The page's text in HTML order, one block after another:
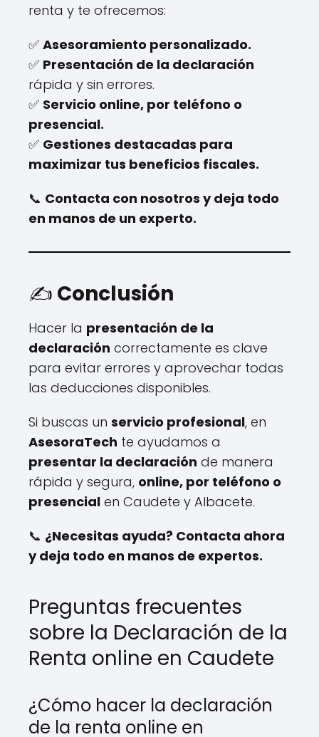
renta y te ofrecemos:
✅ Asesoramiento personalizado.
✅ Presentación de la declaración
rápida y sin errores.
✅ Servicio online, por teléfono o
presencial.
✅ Gestiones destacadas para
maximizar tus beneficios fiscales.
📞 Contacta con nosotros y deja todo
en manos de un experto.
✍️ Conclusión
Hacer la presentación de la
declaración correctamente es clave
para evitar errores y aprovechar todas
las deducciones disponibles.
Si buscas un servicio profesional, en
AsesoraTech te ayudamos a
presentar la declaración de manera
rápida y segura, online, por teléfono o
presencial en Caudete y Albacete.
📞 ¿Necesitas ayuda? Contacta ahora
y deja todo en manos de expertos.
Preguntas frecuentes
sobre la Declaración de la
Renta online en Caudete
¿Cómo hacer la declaración
de la renta online en